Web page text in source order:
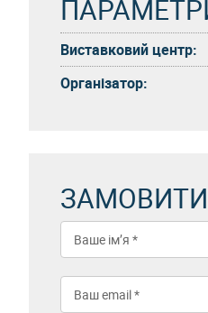
Виставковий центр:
Організатор: